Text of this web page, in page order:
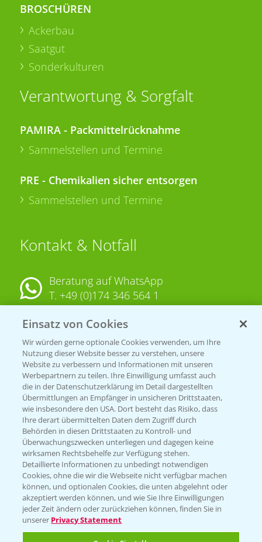
BROSCHÜREN
Ackerbau
Saatgut
Sonderkulturen
Verantwortung & Sorgfalt
PAMIRA - Packmittelrücknahme
Sammelstellen und Termine
PRE - Chemikalien sicher entsorgen
Sammelstellen und Termine
Kontakt & Notfall
Beratung auf WhatsApp
T. +49 (0)174 346 564 1
KONTAKT
Hilfe in Notfällen
T.+49 (0)214/30-20220
Folgen Sie uns
Einsatz von Cookies
Wir würden gerne optionale Cookies verwenden, um Ihre
Nutzung dieser Website besser zu verstehen, unsere
Website zu verbessern und Informationen mit unseren
Werbepartnern zu teilen. Ihre Einwilligung umfasst auch
die in der Datenschutzerklärung im Detail dargestellten
Übermittlungen an Empfänger in unsicheren Drittstaaten,
wie insbesondere den USA. Dort besteht das Risiko, dass
Ihre derart übermittelten Daten dem Zugriff durch
Behörden in diesen Drittstaaten zu Kontroll- und
Überwachungszwecken unterliegen und dagegen keine
wirksamen Rechtsbehelfe zur Verfügung stehen.
Detaillierte Informationen zu unbedingt notwendigen
Cookies, ohne die wir die Webseite nicht verfügbar machen
können, und optionalen Cookies, die unten abgelehnt oder
akzeptiert werden können, und wie Sie Ihre Einwilligungen
jeder Zeit ändern oder zurückziehen können, finden Sie in
unserer Privacy Statement